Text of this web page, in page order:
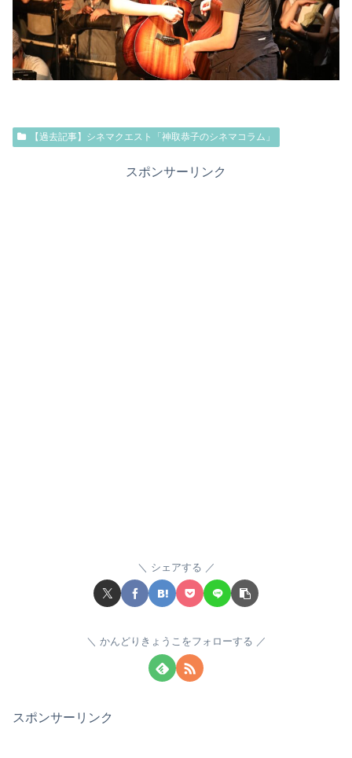
【過去記事】シネマクエスト「神取恭子のシネマコラム」
スポンサーリンク
シェアする
かんどりきょうこをフォローする
スポンサーリンク